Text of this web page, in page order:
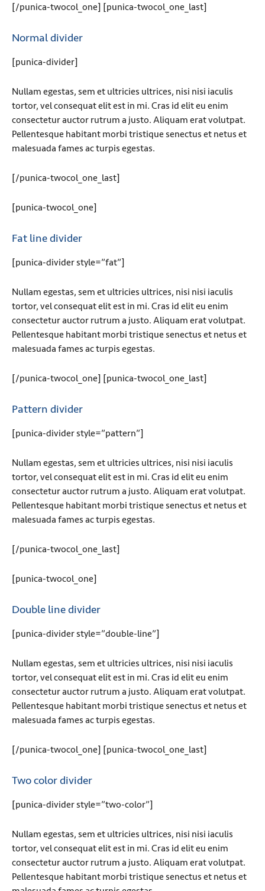
[/punica-twocol_one] [punica-twocol_one_last]
Normal divider
[punica-divider]
Nullam egestas, sem et ultricies ultrices, nisi nisi iaculis
tortor, vel consequat elit est in mi. Cras id elit eu enim
consectetur auctor rutrum a justo. Aliquam erat volutpat.
Pellentesque habitant morbi tristique senectus et netus et
malesuada fames ac turpis egestas.
[/punica-twocol_one_last]
[punica-twocol_one]
Fat line divider
[punica-divider style=”fat”]
Nullam egestas, sem et ultricies ultrices, nisi nisi iaculis
tortor, vel consequat elit est in mi. Cras id elit eu enim
consectetur auctor rutrum a justo. Aliquam erat volutpat.
Pellentesque habitant morbi tristique senectus et netus et
malesuada fames ac turpis egestas.
[/punica-twocol_one] [punica-twocol_one_last]
Pattern divider
[punica-divider style=”pattern”]
Nullam egestas, sem et ultricies ultrices, nisi nisi iaculis
tortor, vel consequat elit est in mi. Cras id elit eu enim
consectetur auctor rutrum a justo. Aliquam erat volutpat.
Pellentesque habitant morbi tristique senectus et netus et
malesuada fames ac turpis egestas.
[/punica-twocol_one_last]
[punica-twocol_one]
Double line divider
[punica-divider style=”double-line”]
Nullam egestas, sem et ultricies ultrices, nisi nisi iaculis
tortor, vel consequat elit est in mi. Cras id elit eu enim
consectetur auctor rutrum a justo. Aliquam erat volutpat.
Pellentesque habitant morbi tristique senectus et netus et
malesuada fames ac turpis egestas.
[/punica-twocol_one] [punica-twocol_one_last]
Two color divider
[punica-divider style=”two-color”]
Nullam egestas, sem et ultricies ultrices, nisi nisi iaculis
tortor, vel consequat elit est in mi. Cras id elit eu enim
consectetur auctor rutrum a justo. Aliquam erat volutpat.
Pellentesque habitant morbi tristique senectus et netus et